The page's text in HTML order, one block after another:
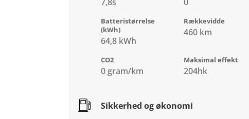
Batteristørrelse
(kWh)
64,8 kWh
Rækkevidde
460 km
CO2
0 gram/km
Maksimal effekt
204hk
Sikkerhed og økonomi